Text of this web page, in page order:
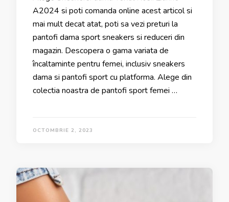
A2024 si poti comanda online acest articol si
mai mult decat atat, poti sa vezi preturi la
pantofi dama sport sneakers si reduceri din
magazin. Descopera o gama variata de
încaltaminte pentru femei, inclusiv sneakers
dama si pantofi sport cu platforma. Alege din
colectia noastra de pantofi sport femei …
OCTOMBRIE 2, 2023